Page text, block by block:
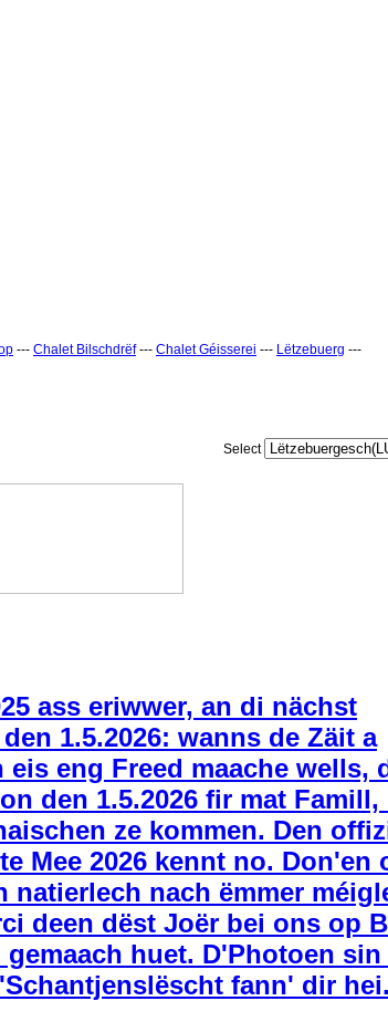
--- Chalet Bilschdrëf--- Chalet Géisserei --- Lëtzebuerg ---
Select
ass eriwwer, an di nächst
1.5.2026: wanns de Zäit a
eng Freed maache wells,
den 1.5.2026 fir mat Famill,
ze kommen. Den
Mee 2026 kennt no. Don'en
natierlech nach ëmmer
deen dëst Joër bei ons op
huet. D'Photoen sin
fann' dir